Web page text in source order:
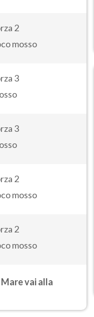
2
mosso
3
3
2
mosso
2
mosso
vai alla